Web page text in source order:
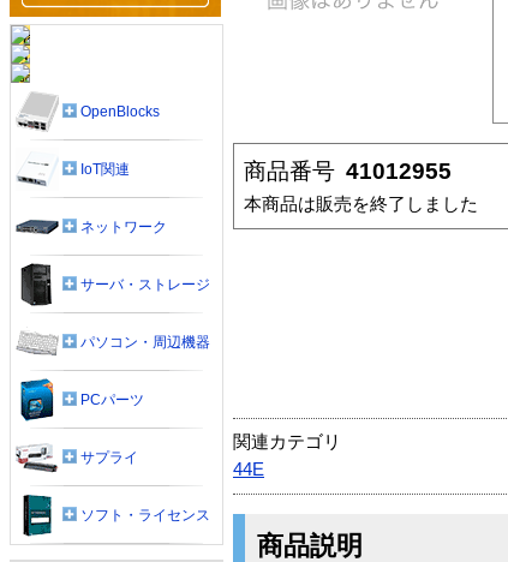
商品番号 41012955
本商品は販売を終了しました
関連カテゴリ
44E
商品説明
OpenBlocks
IoT関連
ネットワーク
サーバ・ストレージ
パソコン・周辺機器
PCパーツ
サプライ
ソフト・ライセンス